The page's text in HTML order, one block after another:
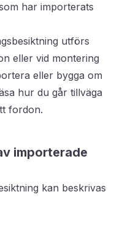
har importerats
utförs
eller vid montering
eller bygga om
hur du går tillväga
fordon.
importerade
kan beskrivas